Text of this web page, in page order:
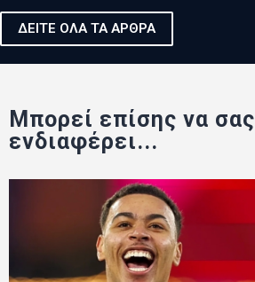
ΔΕΙΤΕ ΟΛΑ ΤΑ ΑΡΘΡΑ
Μπορεί επίσης να σας
ενδιαφέρει...